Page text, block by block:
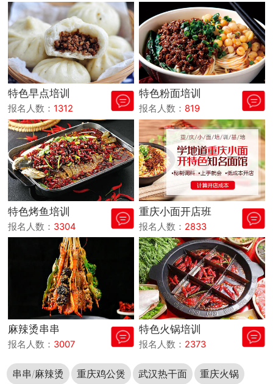
特色早点培训
报名人数：1312
特色粉面培训
报名人数： 819
特色烤鱼培训
报名人数： 3304
重庆小面开店班
报名人数： 2833
麻辣烫串串
报名人数： 3007
特色火锅培训
报名人数： 2373
串串/麻辣烫 重庆鸡公煲 武汉热干面 重庆火锅